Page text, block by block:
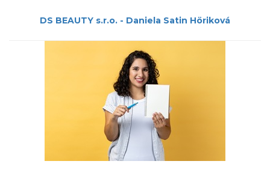
DS BEAUTY s.r.o. - Daniela Satin Höriková